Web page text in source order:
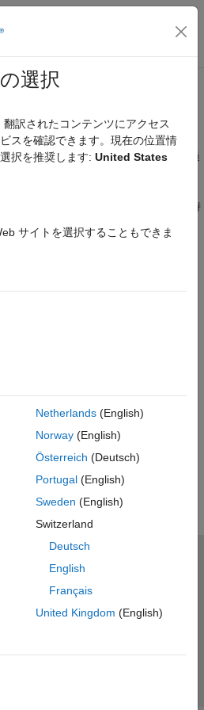
ナビゲーション メ
グラミング
成
間、分、秒などの固定長の単位で経過
過時間を作成できます。duration 配
成を目的とする MATLAB
コードで時
成
MATLAB コードで duration 配列を使用
ド生成の制限に従う。
は役に立ちましたか？
選択
訳されたコンテンツにアクセス
スを確認できます。現在の位置情
択を推奨します: United States
サイトを選択することもできま
Netherlands(English)
Norway(English)
Österreich (Deutsch)
Portugal(English)
Sweden (English)
Switzerland
Deutsch
English
Français
United Kingdom (English)
プライバシー ポリシー
ケーション ステータス
Inc.
Web サイ
日本